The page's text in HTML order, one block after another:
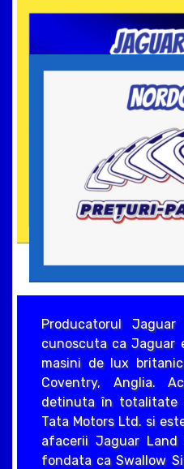
Producatorul
cunoscuta ca Jaguar
masini de lux
Coventry, Anglia.
detinuta în totalitate
Tata Motors Ltd. si
afacerii Jaguar
fondata ca Swallow